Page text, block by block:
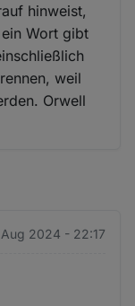
hinweist,
Wort gibt
weil
Orwell
2024 - 22:17